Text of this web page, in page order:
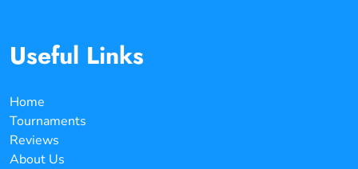
Useful Links
Home
Tournaments
Reviews
About Us